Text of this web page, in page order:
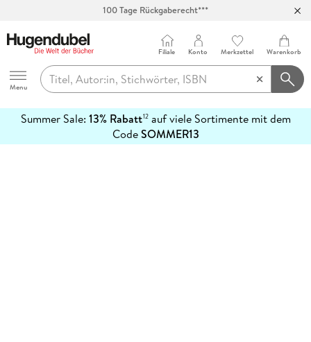
100 Tage Rückgaberecht***
Hugendubel
Menu
Filiale Konto Merkzettel Warenkorb
Summer Sale: 13% Rabatt12auf viele Sortimente mit dem
CodeSOMMER13
erfahren